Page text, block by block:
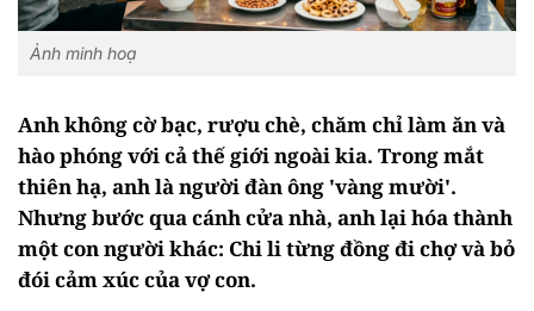
Ảnh minh hoạ
Anh không cờ bạc, rượu chè, chăm chỉ làm ăn và
hào phóng với cả thế giới ngoài kia. Trong mắt
thiên hạ, anh là người đàn ông 'vàng mười'.
Nhưng bước qua cánh cửa nhà, anh lại hóa thành
một con người khác: Chi li từng đồng đi chợ và bỏ
đói cảm xúc của vợ con.